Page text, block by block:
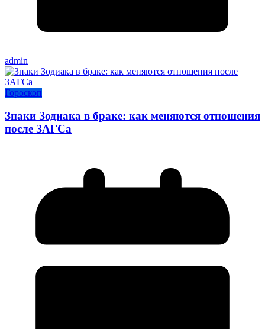
admin
Гороскоп
Знаки Зодиака в браке: как меняются отношения
после ЗАГСа